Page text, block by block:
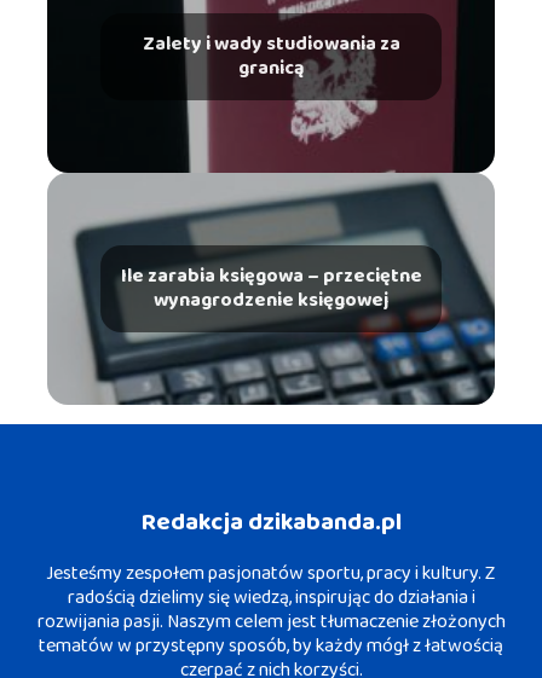
Zalety i wady studiowania za
granicą
Ile zarabia księgowa – przeciętne
wynagrodzenie księgowej
Redakcja dzikabanda.pl
Jesteśmy zespołem pasjonatów sportu, pracy i kultury. Z
radością dzielimy się wiedzą, inspirując do działania i
rozwijania pasji. Naszym celem jest tłumaczenie złożonych
tematów w przystępny sposób, by każdy mógł z łatwością
czerpać z nich korzyści.